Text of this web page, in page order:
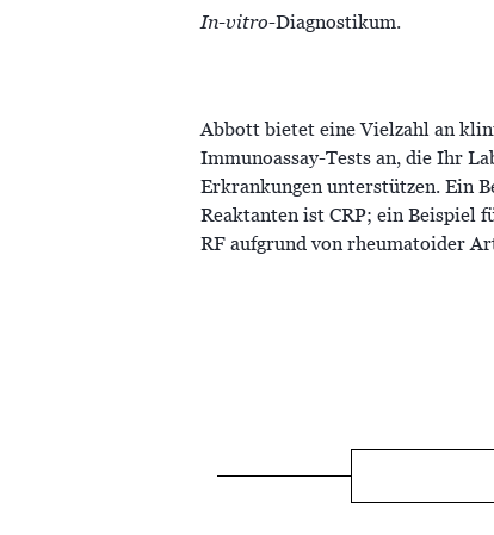
In-vitro-Diagnostikum.
Abbott bietet eine Vielzahl an
Immunoassay-Tests an, die Ihr
Erkrankungen unterstützen. Ein
Reaktanten ist CRP; ein Beispiel
RF aufgrund von rheumatoider